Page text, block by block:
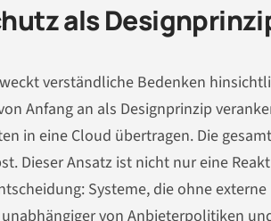
als
verständliche Bedenken
Anfang an als Designprinzip
in eine Cloud übertragen. Die
Dieser Ansatz ist nicht nur eine
Systeme, die ohne externe
von Anbieterpolitiken